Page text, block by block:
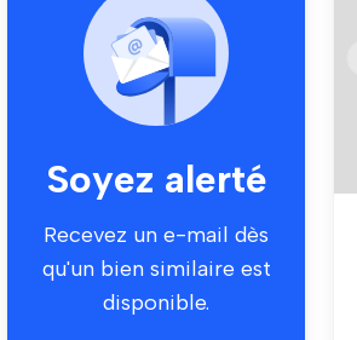
Soyez alerté
Recevez un e-mail dès
qu'un bien similaire est
disponible.